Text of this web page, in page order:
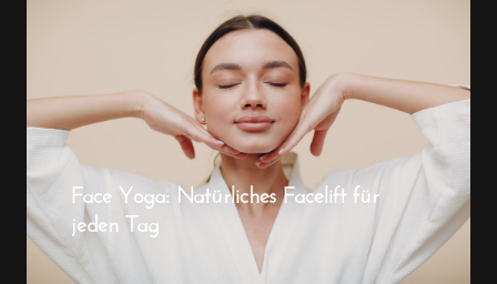
Face Yoga: Natürliches Facelift für
jeden Tag